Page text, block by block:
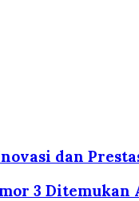
dan
3 Ditemukan